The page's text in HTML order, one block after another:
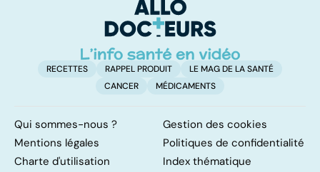
RECETTES RAPPEL PRODUIT
LE MAG DE LA SANTÉ
CANCER
MÉDICAMENTS
Qui sommes-nous ?
Gestion des cookies
Mentions légales
Politiques de confidentialité
Charte d'utilisation
Index thématique